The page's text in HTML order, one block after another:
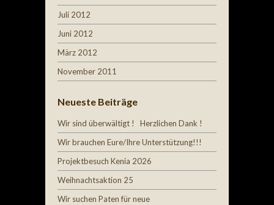
Juli 2012
Juni 2012
März 2012
November 2011
Neueste Beiträge
Wir sind überwältigt ! Herzlichen Dank !
Wir brauchen Eure/Ihre Unterstützung!!!
Projektbesuch Kenia 2026
Weihnachtsaktion 25
Wir suchen Paten für neue